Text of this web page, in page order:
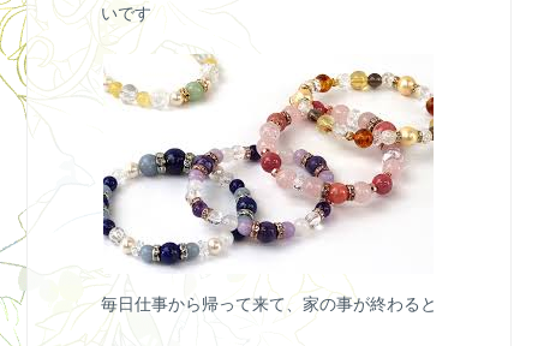
いです
毎日仕事から帰って来て、家の事が終わると